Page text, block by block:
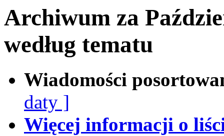
Archiwum za
według tematu
Wiadomości
daty ]
Więcej informacji o